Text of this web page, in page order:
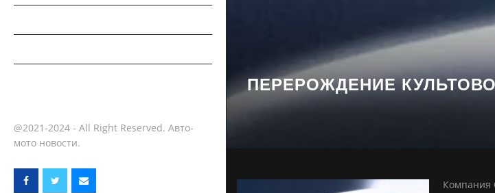
@2021-2024 - All Right Reserved. Авто-
мото новости.
ПЕРЕРОЖДЕНИЕ
Компания